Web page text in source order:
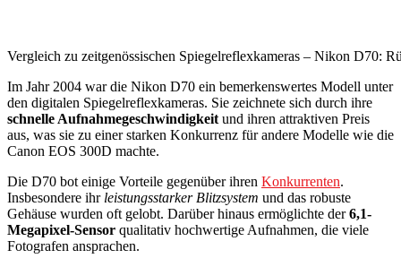
Vergleich zu zeitgenössischen Spiegelreflexkameras – Nikon D70:
Im Jahr 2004 war die Nikon D70 ein bemerkenswertes Modell unter
den digitalen Spiegelreflexkameras. Sie zeichnete sich durch ihre
schnelle Aufnahmegeschwindigkeit und ihren attraktiven Preis
aus, was sie zu einer starken Konkurrenz für andere Modelle wie die
Canon EOS 300D machte.
Die D70 bot einige Vorteile gegenüber ihren Konkurrenten.
Insbesondere ihr leistungsstarker Blitzsystem und das robuste
Gehäuse wurden oft gelobt. Darüber hinaus ermöglichte der6,1-
Megapixel-Sensor qualitativ hochwertige Aufnahmen, die viele
Fotografen ansprachen.